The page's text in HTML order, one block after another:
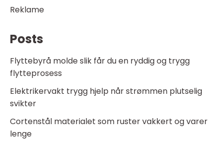
Reklame
Posts
Flyttebyrå molde slik får du en ryddig og trygg
flytteprosess
Elektrikervakt trygg hjelp når strømmen plutselig
svikter
Cortenstål materialet som ruster vakkert og varer
lenge